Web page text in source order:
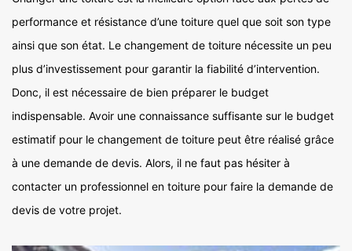
performance et résistance d’une toiture quel que soit son type
ainsi que son état. Le changement de toiture nécessite un peu
plus d’investissement pour garantir la fiabilité d’intervention.
Donc, il est nécessaire de bien préparer le budget
indispensable. Avoir une connaissance suffisante sur le budget
estimatif pour le changement de toiture peut être réalisé grâce
à une demande de devis. Alors, il ne faut pas hésiter à
contacter un professionnel en toiture pour faire la demande de
devis de votre projet.